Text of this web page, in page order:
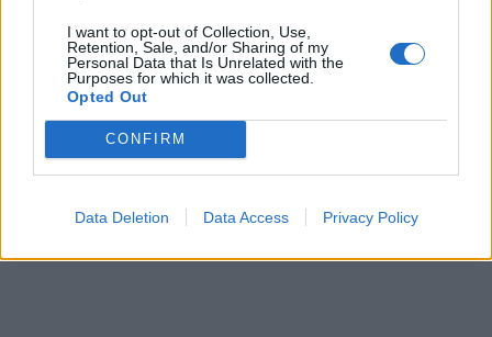
I want to opt-out of Collection, Use,
Retention, Sale, and/or Sharing of my
Personal Data that Is Unrelated with the
Purposes for which it was collected.
Opted Out
CONFIRM
Data Deletion Data Access Privacy Policy
08/08/2026 - 11:48 ΥΓΕΙΑ
Ελληνική Αναπτυξιακή Τράπεζα: Με «προίκα» 2 δισ.
ευρώ ανοίγει δρόμο για δάνεια έως 5 δισ. σε
μικρομεσαίες
08/08/2026 - 11:22 ΤΡΑΠΕΖΕΣ
Ελλάδα στη μεγάλη τεχνολογική μετάβαση
ΟΛΕΣ ΟΙ ΕΙΔΗΣΕΙΣ